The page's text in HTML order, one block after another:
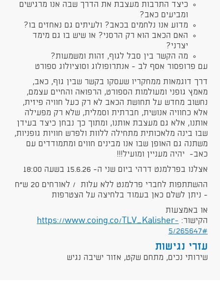
כיצד התרבות מעצבת את הדרך שבה אנו מרגישים
ומביעים כאב?
מדוע אנו נלחמים בכאב? ולעיתים גם נאחזים בו?
האם הכאב הוא רק הרסני? או שיש בו גם מימד
יצרני?
מה הקשר בין סבל לגוף, זהות ומשמעות?
עם פרופסור אסף לב - אנתרופולוג וסוציולוג ספורט
דרך דוגמאות ממחקריו שעסקו בקשר שבין גוף, כאב,
מאמץ גופני ומעולמות הספורט, הרפואה והחיים עצמם,
נחשוב מחדש על תחושת הכאב לא רק כעל חוויה פיזית,
אלא כחוויה אנושית, חברתית וסמלית, שלא רק מפעילה
אותנו, אלא גם מעצבת אותנו, ומתוך כך נבחן כיצד בעידן
שבו בינה מלאכותית מתחילה ללוות ולפרש חוויות גופניות,
משתנה גם האופן שבו אנו מבינים חווים ומתמודדים עם
כאב- יהיה מעניין ומועיל!!!
אצלנו בפרלמנט דרהי ביום שני ה- 15.6.26 בשעה 18:00
ההשתתפות לחברי פרלמנט ללא עלות / לאורחים 20 ש"ח
- ניתן לשלם כאן בעמוד בלחיצה על הצטרפות
או באמצעות
הקישור: https://www.coing.co/TLV_Kalisher-
5/265647#
עזרי נגישות
שירותי נכים, מתחם שקט, אזור ישיבה נגיש